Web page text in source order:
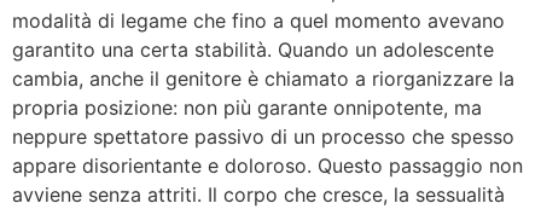
modalità di legame che fino a quel momento avevano
garantito una certa stabilità. Quando un adolescente
cambia, anche il genitore è chiamato a riorganizzare la
propria posizione: non più garante onnipotente, ma
neppure spettatore passivo di un processo che spesso
appare disorientante e doloroso. Questo passaggio non
avviene senza attriti. Il corpo che cresce, la sessualità